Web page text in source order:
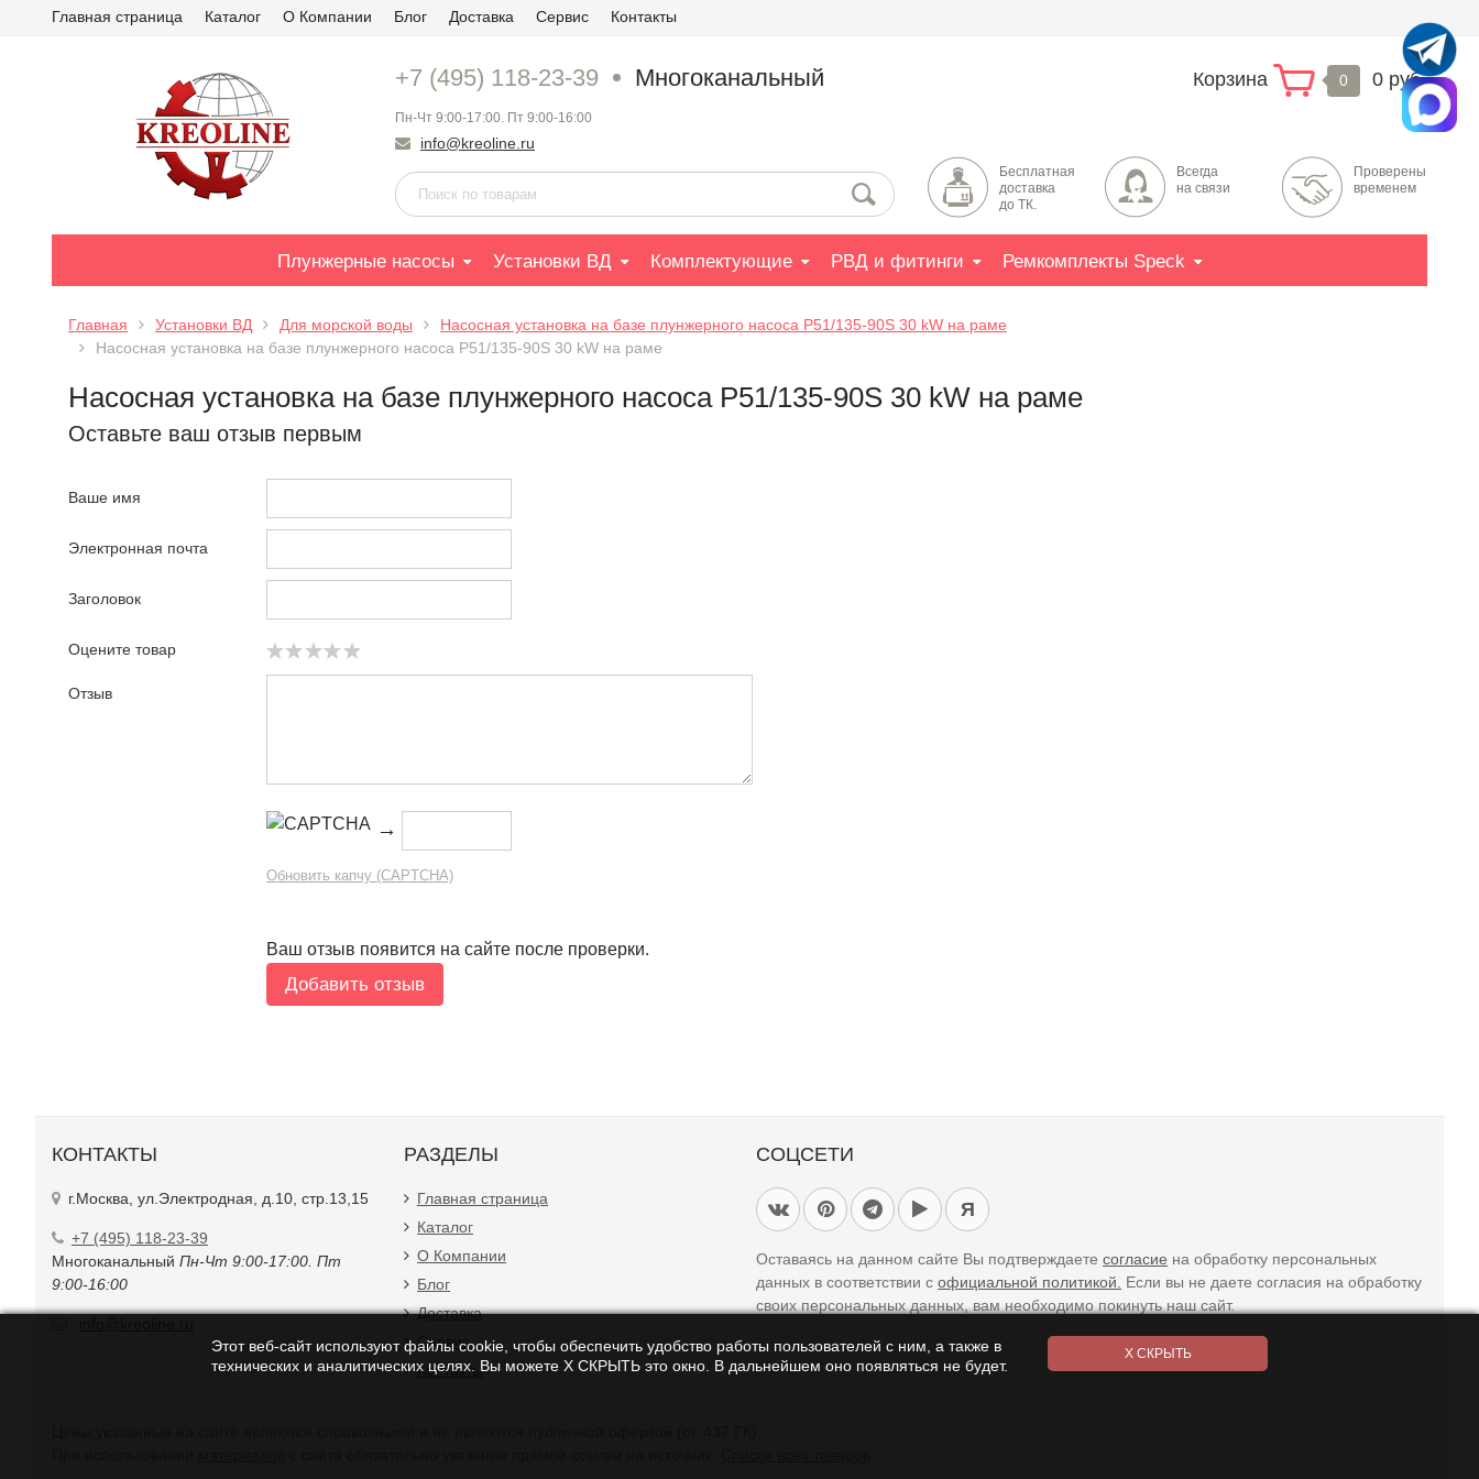
Главная страница Каталог О Компании Блог Доставка Сервис Контакты
+7 (495) 118-23-39 Многоканальный
Пн-Чт 9:00-17:00. Пт 9:00-16:00
info@kreoline.ru
Корзина 0 0 руб.
Бесплатная
доставка
до ТК.
Всегда
на связи
Проверены
временем
Плунжерные насосы Установки ВД Комплектующие РВД и фитинги Ремкомплекты Speck
Главная Установки ВД Для морской воды
Насосная установка на базе плунжерного насоса P51/135-90S 30 kW на раме
Насосная установка на базе плунжерного насоса P51/135-90S 30 kW на раме
Насосная установка на базе плунжерного насоса P51/135-90S 30 kW на раме
Оставьте ваш отзыв первым
Ваше имя
Электронная почта
Заголовок
Оцените товар
Отзыв
→
Обновить капчу (CAPTCHA)
Ваш отзыв появится на сайте после проверки.
КОНТАКТЫ
г.Москва, ул.Электродная, д.10, стр.13,15
+7 (495) 118-23-39
Многоканальный Пн-Чт 9:00-17:00. Пт
9:00-16:00
РАЗДЕЛЫ
Главная страница
Каталог
О Компании
Блог
Доставка
Сервис
Контакты
СОЦСЕТИ
Я
Оставаясь на данном сайте Вы подтверждаете согласие на обработку персональных
данных в соответствии с официальной политикой.
Если вы не даете согласия на обработку
своих персональных данных, вам необходимо покинуть наш сайт.
Этот веб-сайт используют файлы cookie, чтобы обеспечить удобство работы пользователей с ним, а также в
технических и аналитических целях. Вы можете Х СКРЫТЬ это окно. В дальнейшем оно появляться не будет.